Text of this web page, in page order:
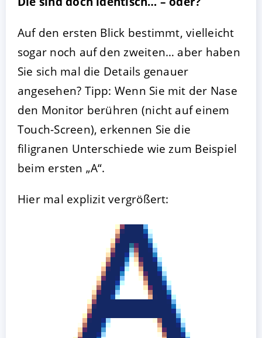
Auf den ersten Blick bestimmt, vielleicht
sogar noch auf den zweiten… aber haben
Sie sich mal die Details genauer
angesehen? Tipp: Wenn Sie mit der Nase
den Monitor berühren (nicht auf einem
Touch-Screen), erkennen Sie die
filigranen Unterschiede wie zum Beispiel
beim ersten „A“.
Hier mal explizit vergrößert: